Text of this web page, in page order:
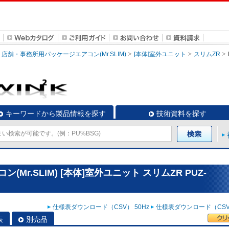
店舗・事務所用パッケージエアコン(Mr.SLIM) [本体]室外ユニット スリムZR
キーワードから製品情報を探す 技術資料を探す
ン(Mr.SLIM) [本体]室外ユニット スリムZR PUZ-
仕様表ダウンロード（CSV） 50Hz 仕様表ダウンロード（
別売品